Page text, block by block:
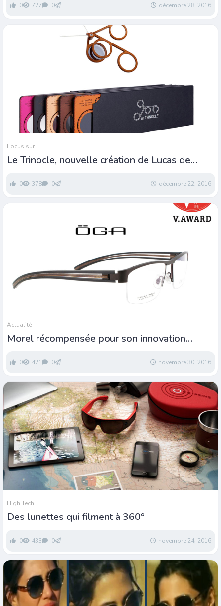
0 727 0 décembre 28, 2016
Focus sur
Le Trinocle, nouvelle création de Lucas de
0 378 0 décembre 22, 2016
Actualité
Morel récompensée pour son innovation
0 421 0 novembre 30, 2016
High Tech
Des lunettes qui filment à 360°
0 433 0 novembre 24, 2016